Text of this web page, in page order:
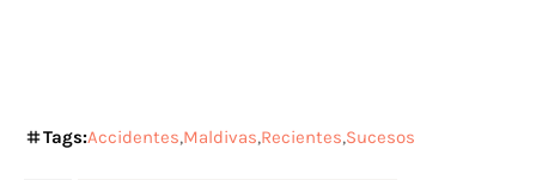
Tags:Accidentes Maldivas Recientes Sucesos